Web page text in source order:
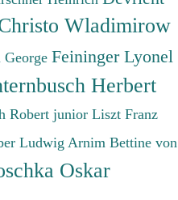
Wladimirow
George Feininger Lyonel
Herbert
Robert junior Liszt Franz
Ludwig Arnim Bettine von
Oskar